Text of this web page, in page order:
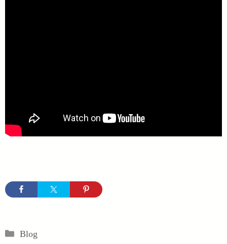
Categorieën
Blog